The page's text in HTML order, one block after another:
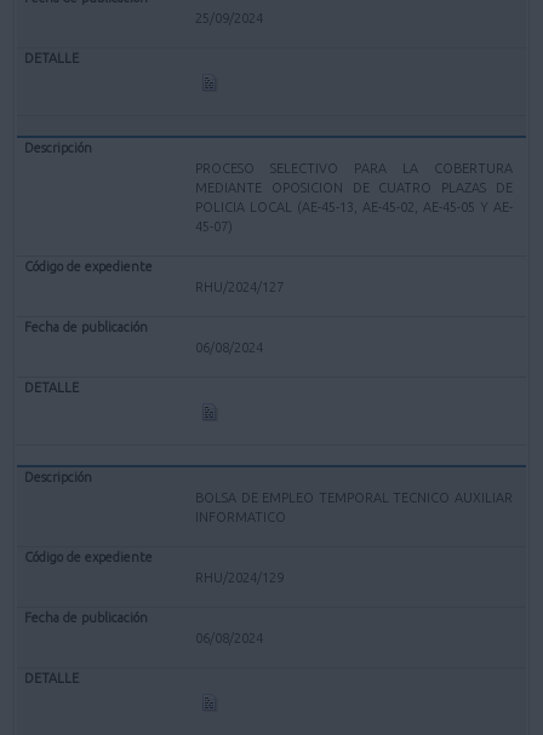
25/09/2024
PROCESO SELECTIVO PARA LA COBERTURA
MEDIANTE OPOSICION DE CUATRO PLAZAS DE
POLICIA LOCAL (AE-45-13, AE-45-02, AE-45-05 Y AE-
45-07)
RHU/2024/127
06/08/2024
BOLSA DE EMPLEO TEMPORAL TECNICO AUXILIAR
INFORMATICO
RHU/2024/129
06/08/2024